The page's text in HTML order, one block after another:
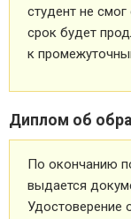
студент не
срок будет
к
Диплом об
По окончанию
выдается
Удостоверение